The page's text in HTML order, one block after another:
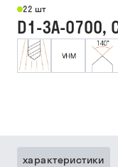
22 шт
D1-3A-0700,
характеристики